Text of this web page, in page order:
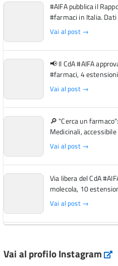
#AIFA pubblica il
#farmaci in Italia. Dati
Vai al post →
📢 Il CdA #AIFA
#farmaci, 4
Vai al post →
🔎 "Cerca un
Medicinali,
Vai al post →
Via libera del CdA
molecola, 10
Vai al post →
Vai al post →
Vai al profilo Instagram